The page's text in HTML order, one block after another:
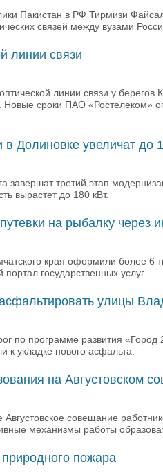
Пакистан в РФ Тирмизи Файсал
связей между вузами
линии связи
линии связи у берегов
Новые сроки ПАО «Ростелеком»
Долиновке увеличат до
завершат третий этап
вырастет до 180 кВт.
на рыбалку через
края оформили более 6
государственных услуг.
улицы
по программе развития
к укладке нового асфальта.
на Августовском
совещание
механизмы работы
пожара